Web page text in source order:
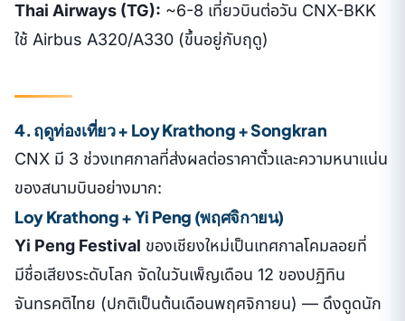
Thai Airways (TG): ~6-8 เที่ยวบินต่อวัน CNX-BKK
ใช้ Airbus A320/A330 (ขึ้นอยู่กับฤดู)
4. ฤดูท่องเที่ยว + Loy Krathong + Songkran
CNX มี 3 ช่วงเทศกาลที่ส่งผลต่อราคาตั๋วและความหนาแน่น
ของสนามบินอย่างมาก:
Loy Krathong + Yi Peng (พฤศจิกายน)
Yi Peng Festival ของเชียงใหม่เป็นเทศกาลโคมลอยที่
มีชื่อเสียงระดับโลก จัดในวันเพ็ญเดือน 12 ของปฏิทิน
จันทรคติไทย (ปกติเป็นต้นเดือนพฤศจิกายน) — ดึงดูดนัก